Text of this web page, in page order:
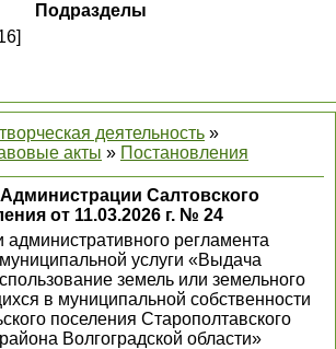
Подразделы
деятельность »
акты » Постановления
Салтовского
от 11.03.2026 г. № 24
регламента
услуги «Выдача
земель или земельного
в муниципальной собственности
поселения Старополтавского
Волгоградской области»